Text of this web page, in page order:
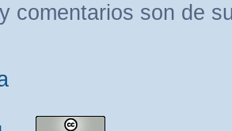
comentarios son de